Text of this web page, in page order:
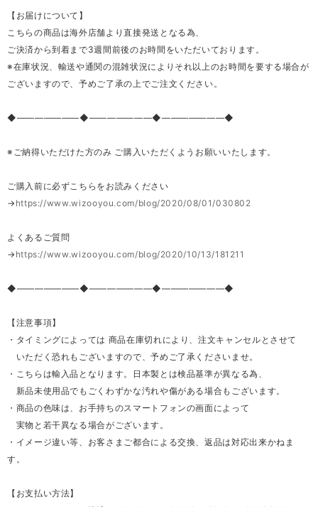
【お届けについて】
こちらの商品は海外店舗より直接発送となる為、
ご決済から到着まで3週間前後のお時間をいただいております。
※在庫状況、輸送や通関の混雑状況によりそれ以上のお時間を要する場合が
ございますので、予めご了承の上でご注文ください。
◆―――――――◆―――――――◆―――――――◆
※ご納得いただけた方のみ ご購入いただくようお願いいたします。
ご購入前に必ずこちらをお読みください
→ https://www.wizooyou.com/blog/2020/08/01/030802
よくあるご質問
→ https://www.wizooyou.com/blog/2020/10/13/181211
◆―――――――◆―――――――◆―――――――◆
【注意事項】
・タイミングによっては 商品在庫切れにより、注文キャンセルとさせて
いただく恐れもございますので、予めご了承くださいませ。
・こちらは輸入品となります。日本製とは検品基準が異なる為、
新品未使用品でもごくわずかな汚れや傷がある場合もございます。
・商品の色味は、お手持ちのスマートフォンの画面によって
実物と若干異なる場合がございます。
・イメージ違い等、お客さまご都合による交換、返品は対応出来かねま
す。
【お支払い方法】